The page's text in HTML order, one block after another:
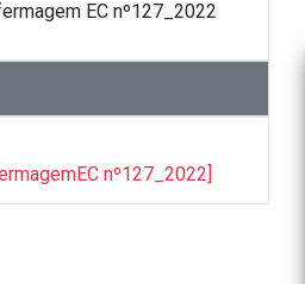
EC nº127_2022
nº127_2022]